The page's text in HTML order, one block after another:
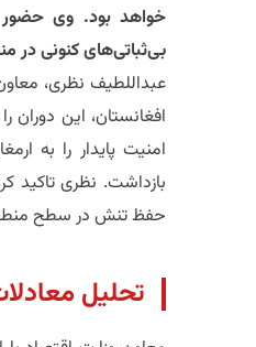
خواهد بود. وی حضور
بی‌ثباتی‌های کنونی در
عبداللطیف نظری،
افغانستان، این دوران
امنیت پایدار را به
بازداشت. نظری تاکید
حفظ تنش در سطح
​تحلیل